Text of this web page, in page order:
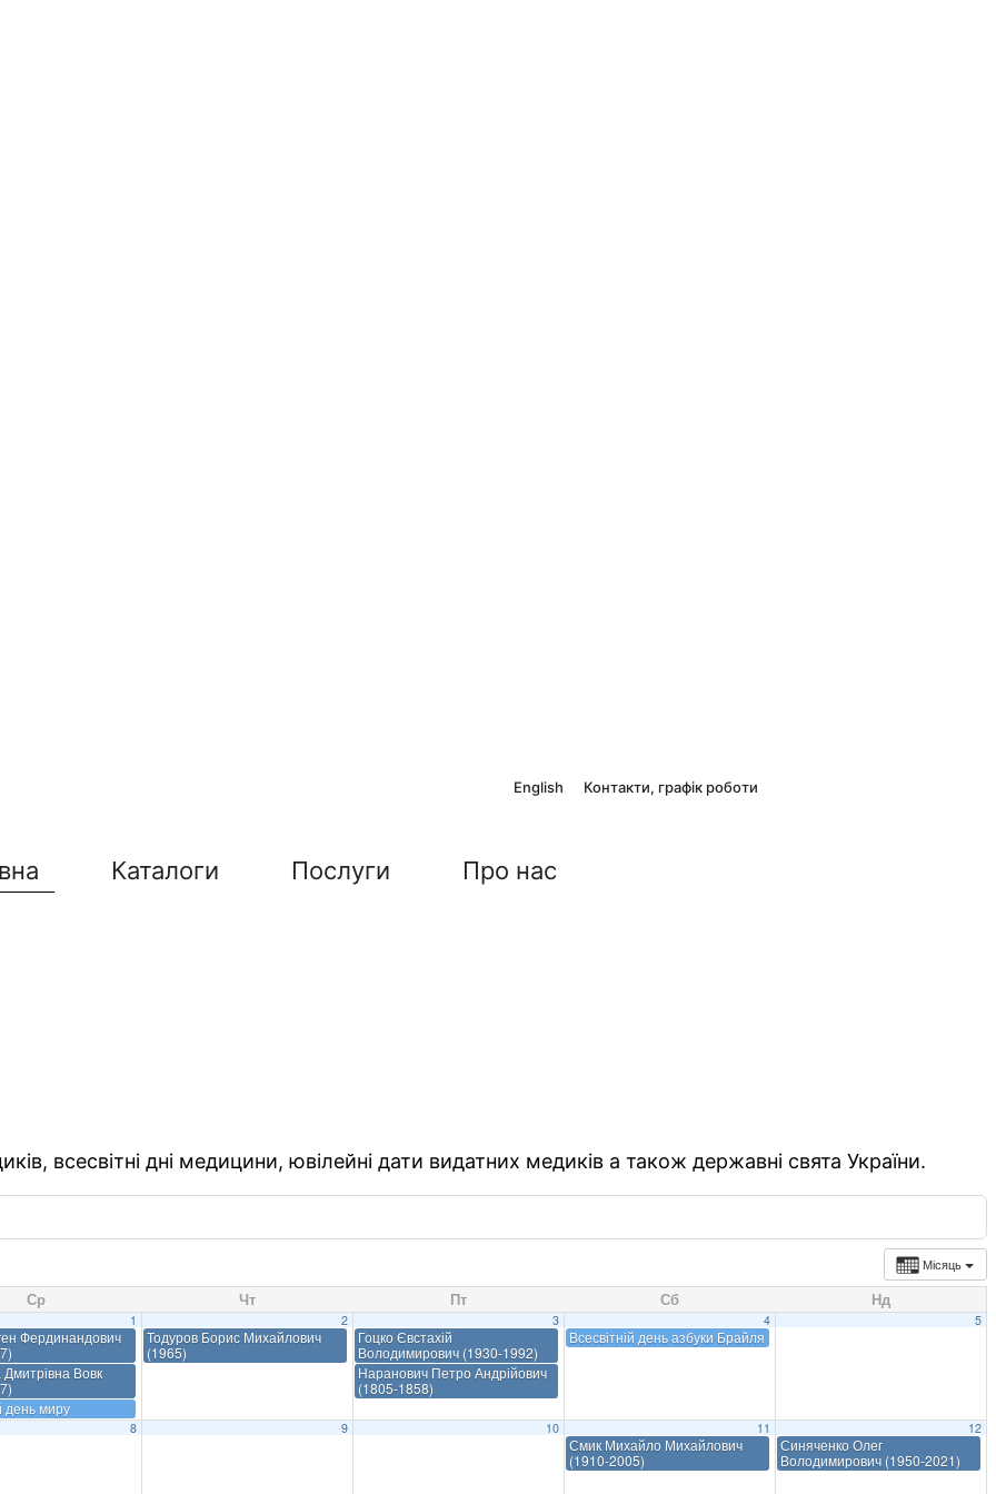
English Контакти, графік роботи
Каталоги Послуги Про нас
всесвітні дні медицини, ювілейні дати видатних медиків а також державні свята України.
Місяць
Ср Чт Пт Сб Нд
1
Фердинандович
Вовк
день миру
2
Тодуров Борис Михайлович
(1965)
3
Гоцко Євстахій
Володимирович (1930-1992)
Наранович Петро Андрійович
(1805-1858)
4
Всесвітній день азбуки Брайля
5
8 9 10 11
Смик Михайло Михайлович
(1910-2005)
12
Синяченко Олег
Володимирович (1950-2021)